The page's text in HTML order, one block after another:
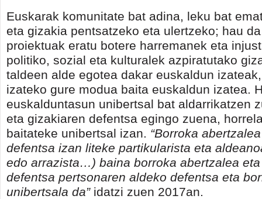
Euskarak komunitate bat adina, leku bat
eta gizakia pentsatzeko eta ulertzeko; hau
proiektuak eratu botere harremanek eta
politiko, sozial eta kulturalek azpiratutako
taldeen alde egotea dakar euskaldun
izateko gure modua baita euskaldun izatea.
euskalduntasun unibertsal bat aldarrikatzen
eta gizakiaren defentsa egingo zuena,
baitateke unibertsal izan. “Borroka
defentsa izan liteke partikularista eta
edo arrazista…) baina borroka abertzalea
defentsa pertsonaren aldeko defentsa eta
unibertsala da”idatzi zuen 2017an.